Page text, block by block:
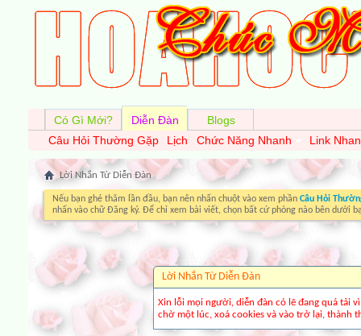
Có Gì Mới?
Diễn Đàn
Câu Hỏi Thường Gặp
Lịch Chức Năng Nhanh Link
Blogs
Lời Nhắn Từ Diễn Ðàn
Nếu bạn ghé thăm lần đầu, bạn nên nhấn chuột vào xem phần Câu Hỏi
nhấn vào chữ Đăng ký. Để chỉ xem bài viết, chọn bất cứ phòng nào bên dưới
Lời Nhắn Từ Diễn Ðàn
Xin lỗi mọi người, diễn đàn có lẽ đang quá tải
chờ một lúc, xoá cookies và vào trở lại, thành